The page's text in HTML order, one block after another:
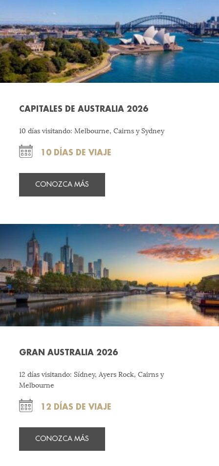
CAPITALES DE AUSTRALIA 2026
10 días visitando: Melbourne, Cairns y Sydney
10 DÍAS DE VIAJE
CONOZCA MÁS
GRAN AUSTRALIA 2026
12 días visitando: Sídney, Ayers Rock, Cairns y
Melbourne
12 DÍAS DE VIAJE
CONOZCA MÁS